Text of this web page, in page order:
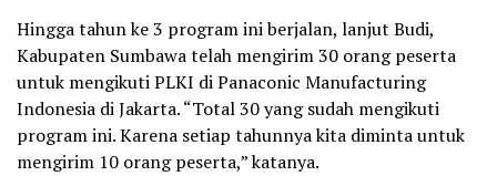
Hingga tahun ke 3 program ini berjalan, lanjut Budi,
Kabupaten Sumbawa telah mengirim 30 orang peserta
untuk mengikuti PLKI di Panaconic Manufacturing
Indonesia di Jakarta. “Total 30 yang sudah mengikuti
program ini. Karena setiap tahunnya kita diminta untuk
mengirim 10 orang peserta,” katanya.